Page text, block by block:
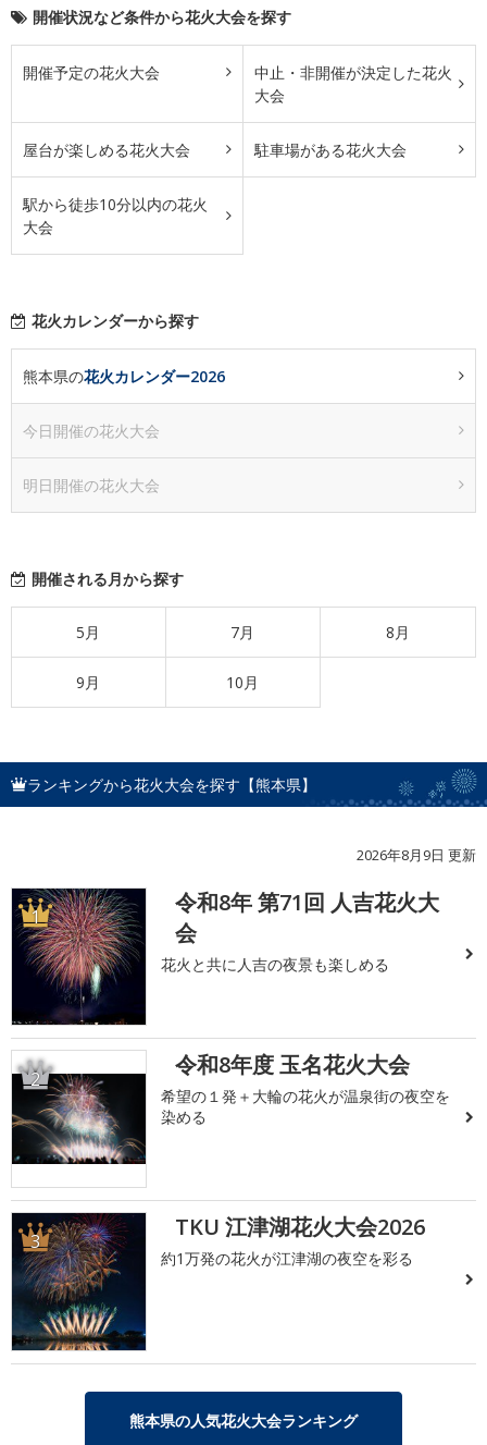
開催状況など条件から花火大会を探す
開催予定の花火大会
中止・非開催が決定した花火
大会
屋台が楽しめる花火大会 駐車場がある花火大会
駅から徒歩10分以内の花火
大会
花火カレンダーから探す
熊本県の花火カレンダー2026
今日開催の花火大会
明日開催の花火大会
開催される月から探す
5月 7月 8月
9月 10月
ランキングから花火大会を探す【熊本県】
2026年8月9日 更新
1
令和8年 第71回 人吉花火大
会
花火と共に人吉の夜景も楽しめる
2 令和8年度 玉名花火大会
希望の１発＋大輪の花火が温泉街の夜空を
染める
3 TKU 江津湖花火大会2026
約1万発の花火が江津湖の夜空を彩る
熊本県の人気花火大会ランキング